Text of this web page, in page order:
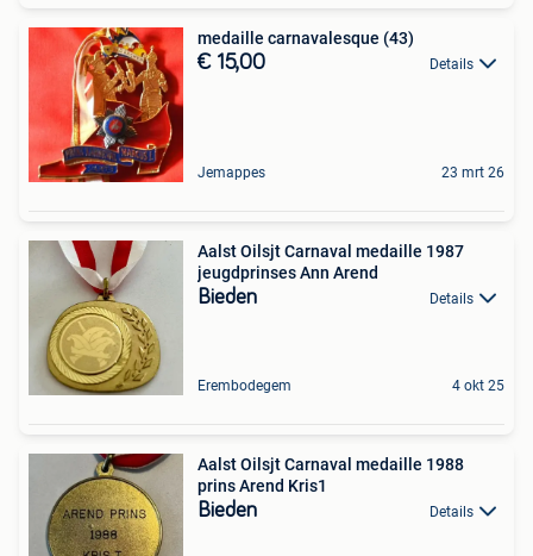
medaille carnavalesque (43)
€ 15,00 Details
Jemappes 23 mrt 26
Aalst Oilsjt Carnaval medaille 1987
jeugdprinses Ann Arend
Bieden Details
Erembodegem 4 okt 25
Aalst Oilsjt Carnaval medaille 1988
prins Arend Kris1
Bieden Details